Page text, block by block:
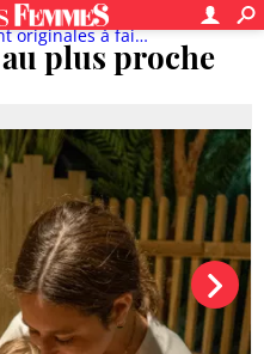
plus proche
en ce moment en famille